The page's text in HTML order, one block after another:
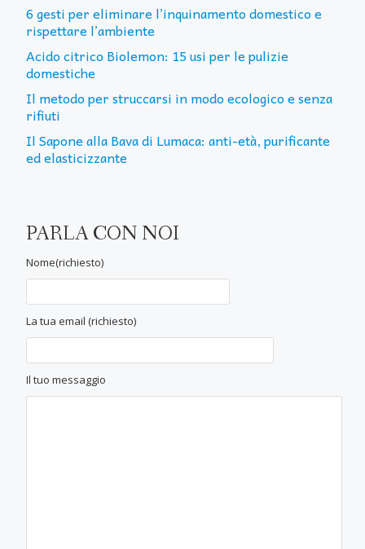
6 gesti per eliminare l’inquinamento domestico e
rispettare l’ambiente
Acido citrico Biolemon: 15 usi per le pulizie
domestiche
Il metodo per struccarsi in modo ecologico e senza
rifiuti
Il Sapone alla Bava di Lumaca: anti-età, purificante
ed elasticizzante
PARLA CON NOI
Nome(richiesto)
La tua email (richiesto)
Il tuo messaggio